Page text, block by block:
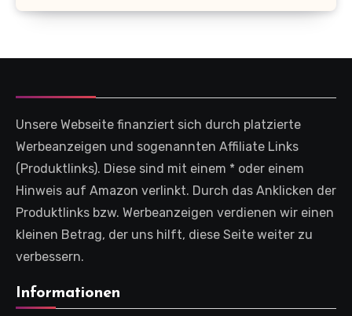
Unsere Webseite finanziert sich durch platzierte
Werbeanzeigen und sogenannten Affiliate Links
(Produktlinks). Diese sind mit einem * oder einem
Hinweis auf Amazon verlinkt. Durch das Anklicken der
Produktlinks bzw. Werbeanzeigen verdienen wir einen
kleinen Betrag, der uns hilft, diese Seite weiter zu
verbessern.
Informationen